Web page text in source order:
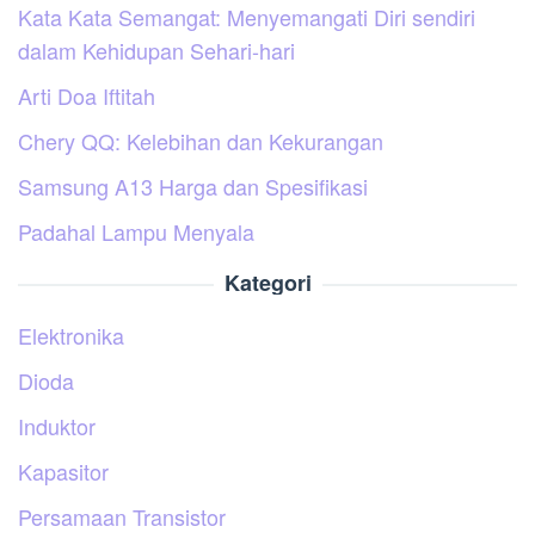
Kata Kata Semangat: Menyemangati Diri sendiri
dalam Kehidupan Sehari-hari
Arti Doa Iftitah
Chery QQ: Kelebihan dan Kekurangan
Samsung A13 Harga dan Spesifikasi
Padahal Lampu Menyala
Kategori
Elektronika
Dioda
Induktor
Kapasitor
Persamaan Transistor